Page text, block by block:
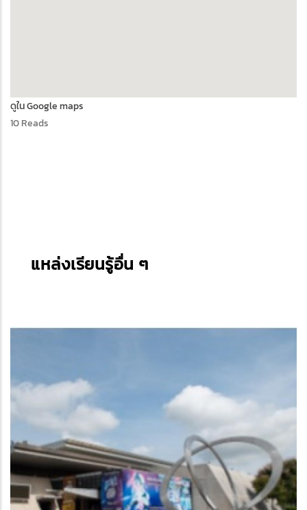
ดูใน Google maps
10 Reads
แหล่งเรียนรู้อื่น ๆ